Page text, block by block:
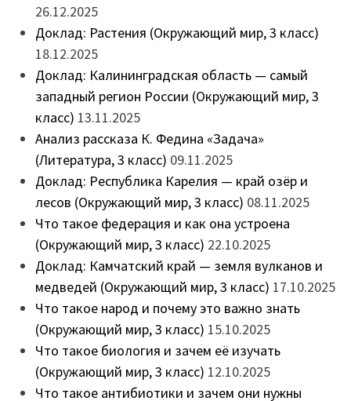
26.12.2025
Доклад: Растения (Окружающий мир, 3 класс)
18.12.2025
Доклад: Калининградская область — самый
западный регион России (Окружающий мир, 3
класс) 13.11.2025
Анализ рассказа К. Федина «Задача»
(Литература, 3 класс) 09.11.2025
Доклад: Республика Карелия — край озёр и
лесов (Окружающий мир, 3 класс) 08.11.2025
Что такое федерация и как она устроена
(Окружающий мир, 3 класс) 22.10.2025
Доклад: Камчатский край — земля вулканов и
медведей (Окружающий мир, 3 класс) 17.10.2025
Что такое народ и почему это важно знать
(Окружающий мир, 3 класс) 15.10.2025
Что такое биология и зачем её изучать
(Окружающий мир, 3 класс) 12.10.2025
Что такое антибиотики и зачем они нужны